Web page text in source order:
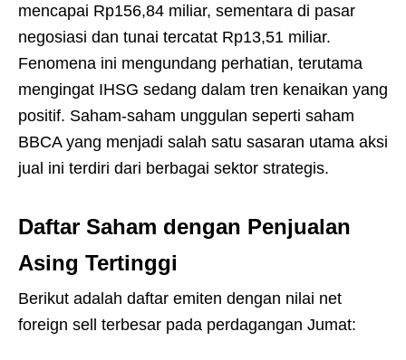
mencapai Rp156,84 miliar, sementara di pasar
negosiasi dan tunai tercatat Rp13,51 miliar.
Fenomena ini mengundang perhatian, terutama
mengingat IHSG sedang dalam tren kenaikan yang
positif. Saham-saham unggulan seperti saham
BBCA yang menjadi salah satu sasaran utama aksi
jual ini terdiri dari berbagai sektor strategis.
Daftar Saham dengan Penjualan
Asing Tertinggi
Berikut adalah daftar emiten dengan nilai net
foreign sell terbesar pada perdagangan Jumat: